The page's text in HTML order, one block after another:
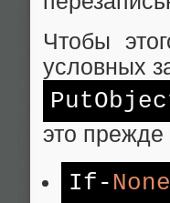
Чтобы
условных
это прежде
If-